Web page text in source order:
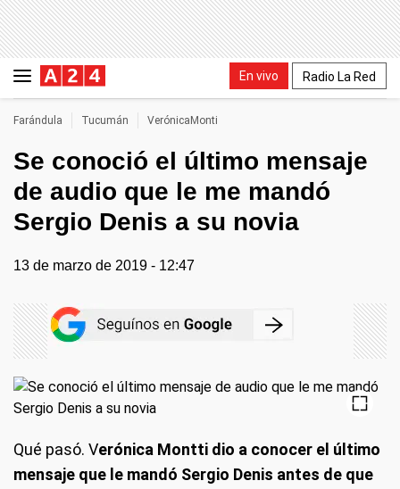
En vivo Radio La Red
Farándula Tucumán VerónicaMonti
Se conoció el último mensaje
de audio que le me mandó
Sergio Denis a su novia
13 de marzo de 2019 - 12:47
Qué pasó. Verónica Montti dio a conocer el último
mensaje que le mandó Sergio Denis antes de que